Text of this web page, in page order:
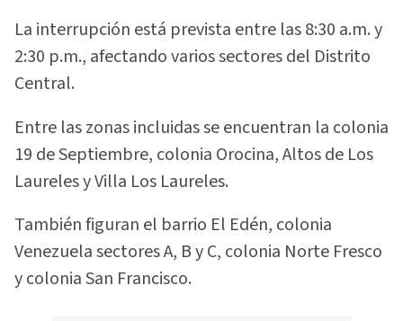
La interrupción está prevista entre las 8:30 a.m. y
2:30 p.m., afectando varios sectores del Distrito
Central.
Entre las zonas incluidas se encuentran la colonia
19 de Septiembre, colonia Orocina, Altos de Los
Laureles y Villa Los Laureles.
También figuran el barrio El Edén, colonia
Venezuela sectores A, B y C, colonia Norte Fresco
y colonia San Francisco.